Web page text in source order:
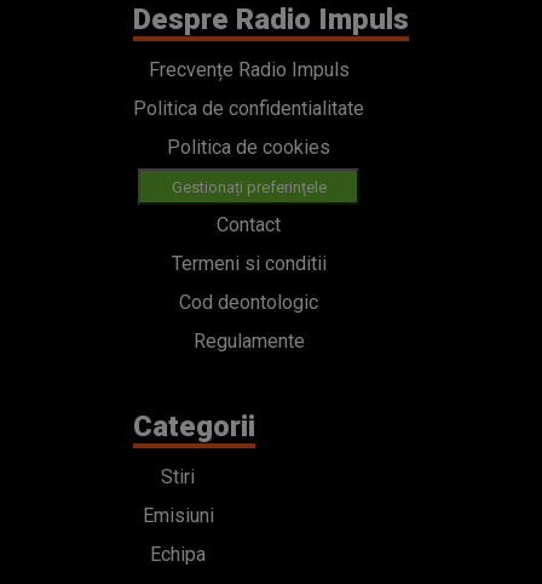
Despre Radio Impuls
Frecvențe Radio Impuls
Politica de confidentialitate
Politica de cookies
Gestionați preferințele
Contact
Termeni si conditii
Cod deontologic
Regulamente
Categorii
Stiri
Emisiuni
Echipa